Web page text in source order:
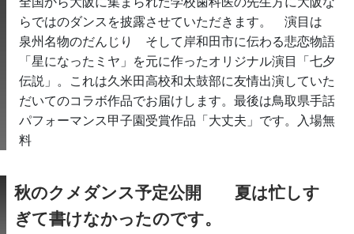
らではのダンスを披露させていただきます。　演目は
泉州名物のだんじり　そして岸和田市に伝わる悲恋物語
「星になったミヤ」を元に作ったオリジナル演目「七夕
伝説」。これは久米田高校和太鼓部に友情出演していた
だいてのコラボ作品でお届けします。最後は鳥取県手話
パフォーマンス甲子園受賞作品「大丈夫」です。入場無
料
秋のクメダンス予定公開　　夏は忙しす
ぎて書けなかったのです。